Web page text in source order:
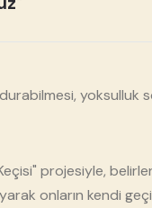
yoksulluk
projesiyle,
onların kendi